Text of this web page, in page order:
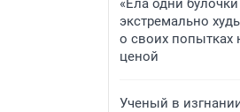
«Ела одни
экстремально
о своих попытках
ценой
Ученый в